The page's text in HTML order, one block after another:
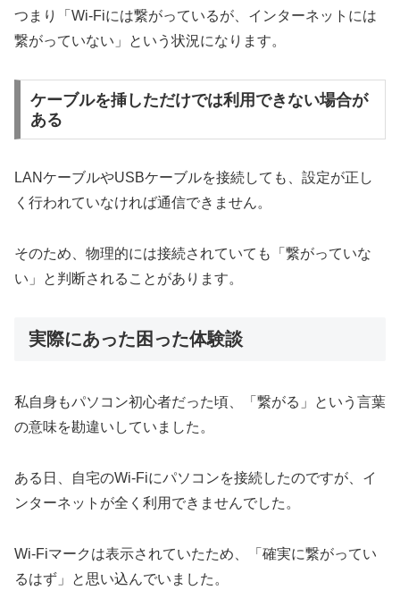
つまり「Wi-Fiには繋がっているが、インターネットには
繋がっていない」という状況になります。
ケーブルを挿しただけでは利用できない場合が
ある
LANケーブルやUSBケーブルを接続しても、設定が正し
く行われていなければ通信できません。
そのため、物理的には接続されていても「繋がっていな
い」と判断されることがあります。
実際にあった困った体験談
私自身もパソコン初心者だった頃、「繋がる」という言葉
の意味を勘違いしていました。
ある日、自宅のWi-Fiにパソコンを接続したのですが、イ
ンターネットが全く利用できませんでした。
Wi-Fiマークは表示されていたため、「確実に繋がってい
るはず」と思い込んでいました。